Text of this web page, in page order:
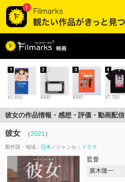
映画
¥1,650
1
¥990
2
¥990
3
¥7,700
4
彼女の作品情報・感想・評価・動画配信
彼女 （2021 ）
製作国・地域： 日本 ジャンル： ドラマ
監督
廣木隆一